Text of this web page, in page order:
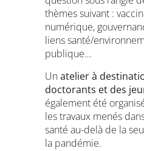
thèmes suivant :
numérique,
liens santé/
publique…
Unatelier à
doctorants et des
également été
les travaux menés
santé au-delà de la
la pandémie.